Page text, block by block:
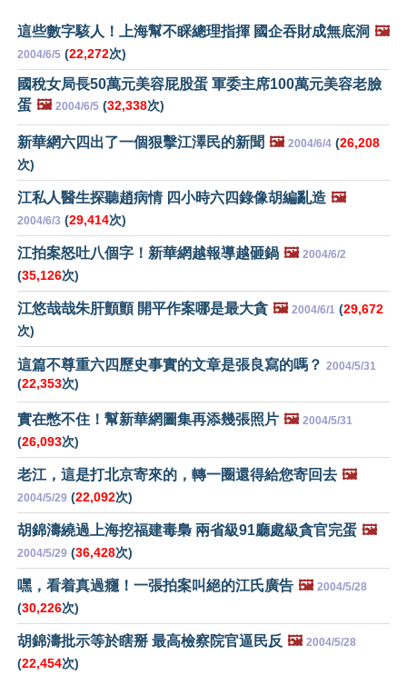
這些數字駭人！上海幫不睬總理指揮 國企吞財成無底洞 🖼️
2004/6/5 (22,272次)
國稅女局長50萬元美容屁股蛋 軍委主席100萬元美容老臉
蛋 🖼️ 2004/6/5 (32,338次)
新華網六四出了一個狠擊江澤民的新聞 🖼️ 2004/6/4 (26,208
次)
江私人醫生探聽趙病情 四小時六四錄像胡編亂造 🖼️
2004/6/3 (29,414次)
江拍案怒吐八個字！新華網越報導越砸鍋 🖼️ 2004/6/2
(35,126次)
江悠哉哉朱肝顫顫 開平作案哪是最大貪 🖼️ 2004/6/1 (29,672
次)
這篇不尊重六四歷史事實的文章是張良寫的嗎？ 2004/5/31
(22,353次)
實在憋不住！幫新華網圖集再添幾張照片 🖼️ 2004/5/31
(26,093次)
老江，這是打北京寄來的，轉一圈還得給您寄回去 🖼️
2004/5/29 (22,092次)
胡錦濤繞過上海挖福建毒梟 兩省級91廳處級貪官完蛋 🖼️
2004/5/29 (36,428次)
嘿，看着真過癮！一張拍案叫絕的江氏廣告 🖼️ 2004/5/28
(30,226次)
胡錦濤批示等於瞎掰 最高檢察院官逼民反 🖼️ 2004/5/28
(22,454次)